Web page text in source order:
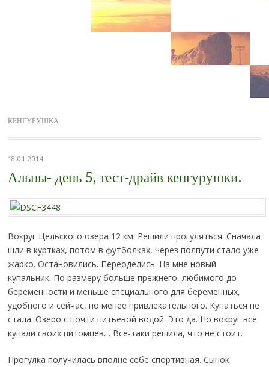
КЕНГУРУШКА
18.01.2014
Альпы- день 5, тест-драйв кенгурушки.
Вокруг Цельского озера 12 км. Решили прогуляться. Сначала
шли в куртках, потом в футболках, через полпути стало уже
жарко. Остановились. Переоделись. На мне новый
купальник. По размеру больше прежнего, любимого до
беременности и меньше специального для беременных,
удобного и сейчас, но менее привлекательного. Купаться не
стала. Озеро с почти питьевой водой. Это да. Но вокруг все
купали своих питомцев… Все-таки решила, что не стоит.
Прогулка получилась вполне себе спортивная. Сынок